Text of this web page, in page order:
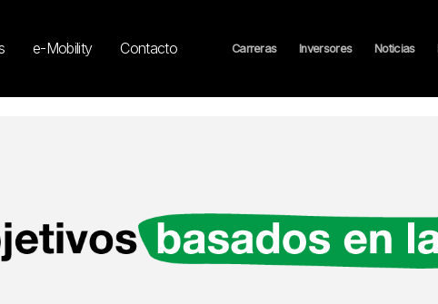
e-Mobility Contacto Carreras Inversores Noticias